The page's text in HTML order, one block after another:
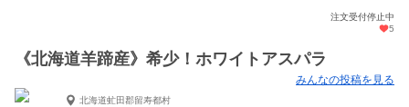
注文受付停止中
5
《北海道羊蹄産》希少！ホワイトアスパラ
みんなの投稿を見る
北海道虻田郡留寿都村